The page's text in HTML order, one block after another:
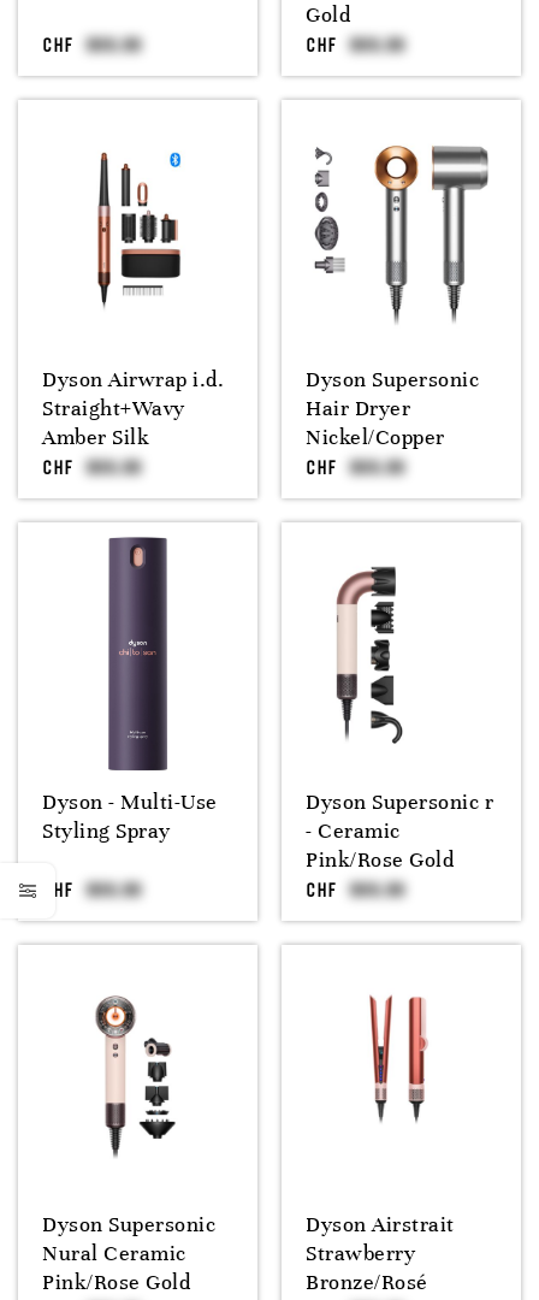
CHF
Gold
CHF
Dyson Airwrap i.d.
Straight+Wavy
Amber Silk
CHF
Dyson Supersonic
Hair Dryer
Nickel/Copper
CHF
Dyson - Multi-Use
Styling Spray
CHF
Dyson Supersonic r
- Ceramic
Pink/Rose Gold
CHF
Dyson Supersonic
Nural Ceramic
Pink/Rose Gold
Dyson Airstrait
Strawberry
Bronze/Rosé